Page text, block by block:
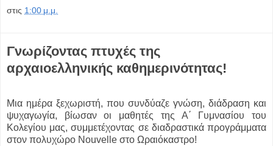
στις 1:00 μ.μ.
Γνωρίζοντας πτυχές της
αρχαιοελληνικής καθημερινότητας!
Μια ημέρα ξεχωριστή, που συνδύαζε γνώση, διάδραση και
ψυχαγωγία, βίωσαν οι μαθητές της Α΄ Γυμνασίου του
Κολεγίου μας, συμμετέχοντας σε διαδραστικά προγράμματα
στον πολυχώρο Nouvelle στο Ωραιόκαστρο!